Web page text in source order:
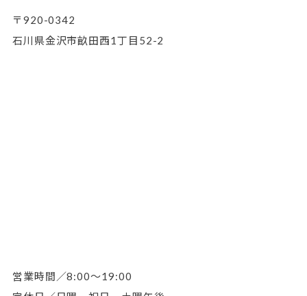
〒920-0342
石川県金沢市畝田西1丁目52-2
営業時間／8:00～19:00